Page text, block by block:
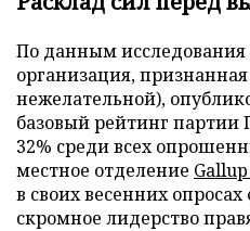
По данным исследования
организация,
нежелательной),
базовый рейтинг партии
32% среди всех
местное отделение
в своих весенних
скромное лидерство